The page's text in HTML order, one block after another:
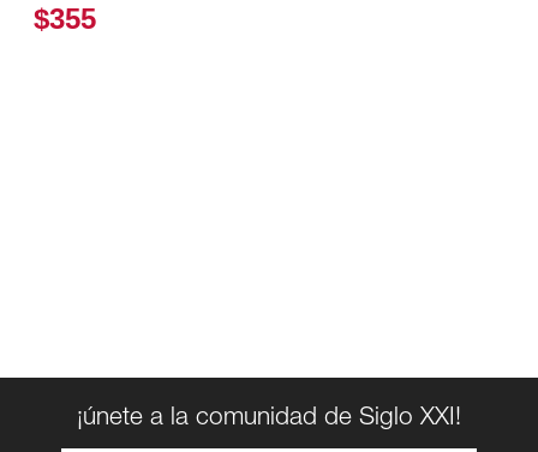
$355
¡únete a la comunidad de Siglo XXI!